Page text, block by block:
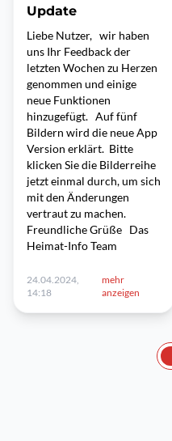
Update
Liebe Nutzer, wir haben
uns Ihr Feedback der
letzten Wochen zu Herzen
genommen und einige
neue Funktionen
hinzugefügt. Auf fünf
Bildern wird die neue App
Version erklärt. Bitte
klicken Sie die Bilderreihe
jetzt einmal durch, um sich
mit den Änderungen
vertraut zu machen.
Freundliche Grüße Das
Heimat-Info Team
24.04.2024,
14:18
mehr
anzeigen